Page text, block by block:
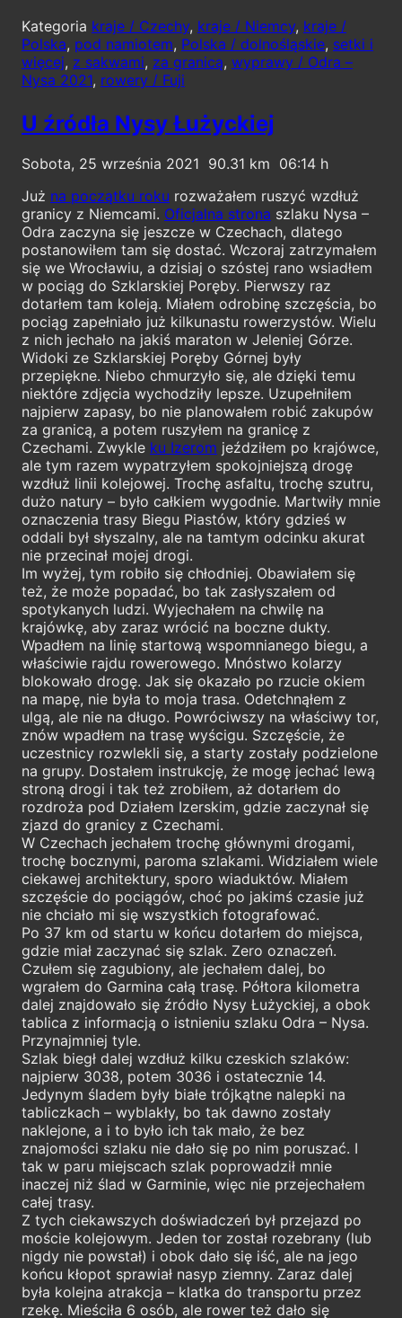
Kategoria kraje / Czechy, kraje / Niemcy, kraje /
Polska, pod namiotem, Polska / dolnośląskie, setki i
więcej, z sakwami, za granicą, wyprawy / Odra –
Nysa 2021, rowery / Fuji
U źródła Nysy Łużyckiej
Sobota, 25 września 2021 90.31
06:14
Już na początku roku rozważałem ruszyć wzdłuż
granicy z Niemcami. Oficjalna strona szlaku Nysa –
Odra zaczyna się jeszcze w Czechach, dlatego
postanowiłem tam się dostać. Wczoraj zatrzymałem
się we Wrocławiu, a dzisiaj o szóstej rano wsiadłem
w pociąg do Szklarskiej Poręby. Pierwszy raz
dotarłem tam koleją. Miałem odrobinę szczęścia, bo
pociąg zapełniało już kilkunastu rowerzystów. Wielu
z nich jechało na jakiś maraton w Jeleniej Górze.
Widoki ze Szklarskiej Poręby Górnej były
przepiękne. Niebo chmurzyło się, ale dzięki temu
niektóre zdjęcia wychodziły lepsze. Uzupełniłem
najpierw zapasy, bo nie planowałem robić zakupów
za granicą, a potem ruszyłem na granicę z
Czechami. Zwykle ku Izerom jeździłem po krajówce,
ale tym razem wypatrzyłem spokojniejszą drogę
wzdłuż linii kolejowej. Trochę asfaltu, trochę szutru,
dużo natury – było całkiem wygodnie. Martwiły mnie
oznaczenia trasy Biegu Piastów, który gdzieś w
oddali był słyszalny, ale na tamtym odcinku akurat
nie przecinał mojej drogi.
Im wyżej, tym robiło się chłodniej. Obawiałem się
też, że może popadać, bo tak zasłyszałem od
spotykanych ludzi. Wyjechałem na chwilę na
krajówkę, aby zaraz wrócić na boczne dukty.
Wpadłem na linię startową wspomnianego biegu, a
właściwie rajdu rowerowego. Mnóstwo kolarzy
blokowało drogę. Jak się okazało po rzucie okiem
na mapę, nie była to moja trasa. Odetchnąłem z
ulgą, ale nie na długo. Powróciwszy na właściwy tor,
znów wpadłem na trasę wyścigu. Szczęście, że
uczestnicy rozwlekli się, a starty zostały podzielone
na grupy. Dostałem instrukcję, że mogę jechać lewą
stroną drogi i tak też zrobiłem, aż dotarłem do
rozdroża pod Działem Izerskim, gdzie zaczynał się
zjazd do granicy z Czechami.
W Czechach jechałem trochę głównymi drogami,
trochę bocznymi, paroma szlakami. Widziałem wiele
ciekawej architektury, sporo wiaduktów. Miałem
szczęście do pociągów, choć po jakimś czasie już
nie chciało mi się wszystkich fotografować.
Po 37 km od startu w końcu dotarłem do miejsca,
gdzie miał zaczynać się szlak. Zero oznaczeń.
Czułem się zagubiony, ale jechałem dalej, bo
wgrałem do Garmina całą trasę. Półtora kilometra
dalej znajdowało się źródło Nysy Łużyckiej, a obok
tablica z informacją o istnieniu szlaku Odra – Nysa.
Przynajmniej tyle.
Szlak biegł dalej wzdłuż kilku czeskich szlaków:
najpierw 3038, potem 3036 i ostatecznie 14.
Jedynym śladem były białe trójkątne nalepki na
tabliczkach – wyblakły, bo tak dawno zostały
naklejone, a i to było ich tak mało, że bez
znajomości szlaku nie dało się po nim poruszać. I
tak w paru miejscach szlak poprowadził mnie
inaczej niż ślad w Garminie, więc nie przejechałem
całej trasy.
Z tych ciekawszych doświadczeń był przejazd po
moście kolejowym. Jeden tor został rozebrany (lub
nigdy nie powstał) i obok dało się iść, ale na jego
końcu kłopot sprawiał nasyp ziemny. Zaraz dalej
była kolejna atrakcja – klatka do transportu przez
rzekę. Mieściła 6 osób, ale rower też dało się